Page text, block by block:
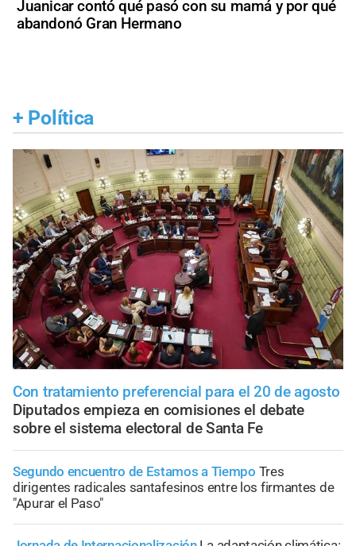
Juanicar contó qué pasó con su mamá y por qué
abandonó Gran Hermano
+ Política
Con tratamiento preferencial para el 20 de agosto
Diputados empieza en comisiones el debate
sobre el sistema electoral de Santa Fe
Segundo encuentro de Estamos a Tiempo Tres
dirigentes radicales santafesinos entre los firmantes de
"Apurar el Paso"